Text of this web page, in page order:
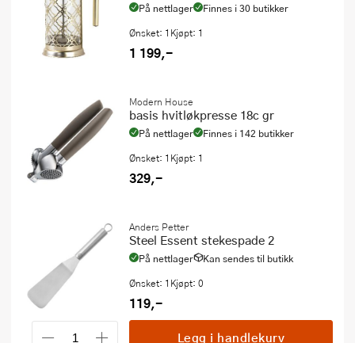
På nettlager Finnes i 30 butikker
Ønsket: 1 Kjøpt: 1
1 199,-
Modern House
basis hvitløkpresse 18c gr
På nettlager Finnes i 142 butikker
Ønsket: 1 Kjøpt: 1
329,-
Anders Petter
Steel Essent stekespade 2
På nettlager Kan sendes til butikk
Ønsket: 1 Kjøpt: 0
119,-
Legg i handlekurv